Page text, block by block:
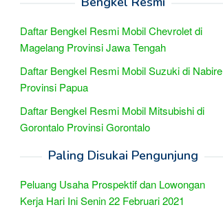
Daftar Bengkel Resmi Mobil Chevrolet di
Magelang Provinsi Jawa Tengah
Daftar Bengkel Resmi Mobil Suzuki di Nabire
Provinsi Papua
Daftar Bengkel Resmi Mobil Mitsubishi di
Gorontalo Provinsi Gorontalo
Paling Disukai Pengunjung
Peluang Usaha Prospektif dan Lowongan
Kerja Hari Ini Senin 22 Februari 2021